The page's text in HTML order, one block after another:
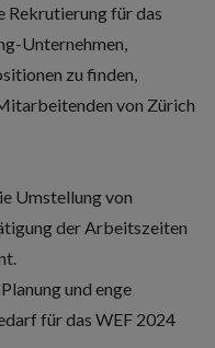
Rekrutierung für das
Unternehmen,
zu finden,
von Zürich
Umstellung von
der Arbeitszeiten
und enge
für das WEF 2024